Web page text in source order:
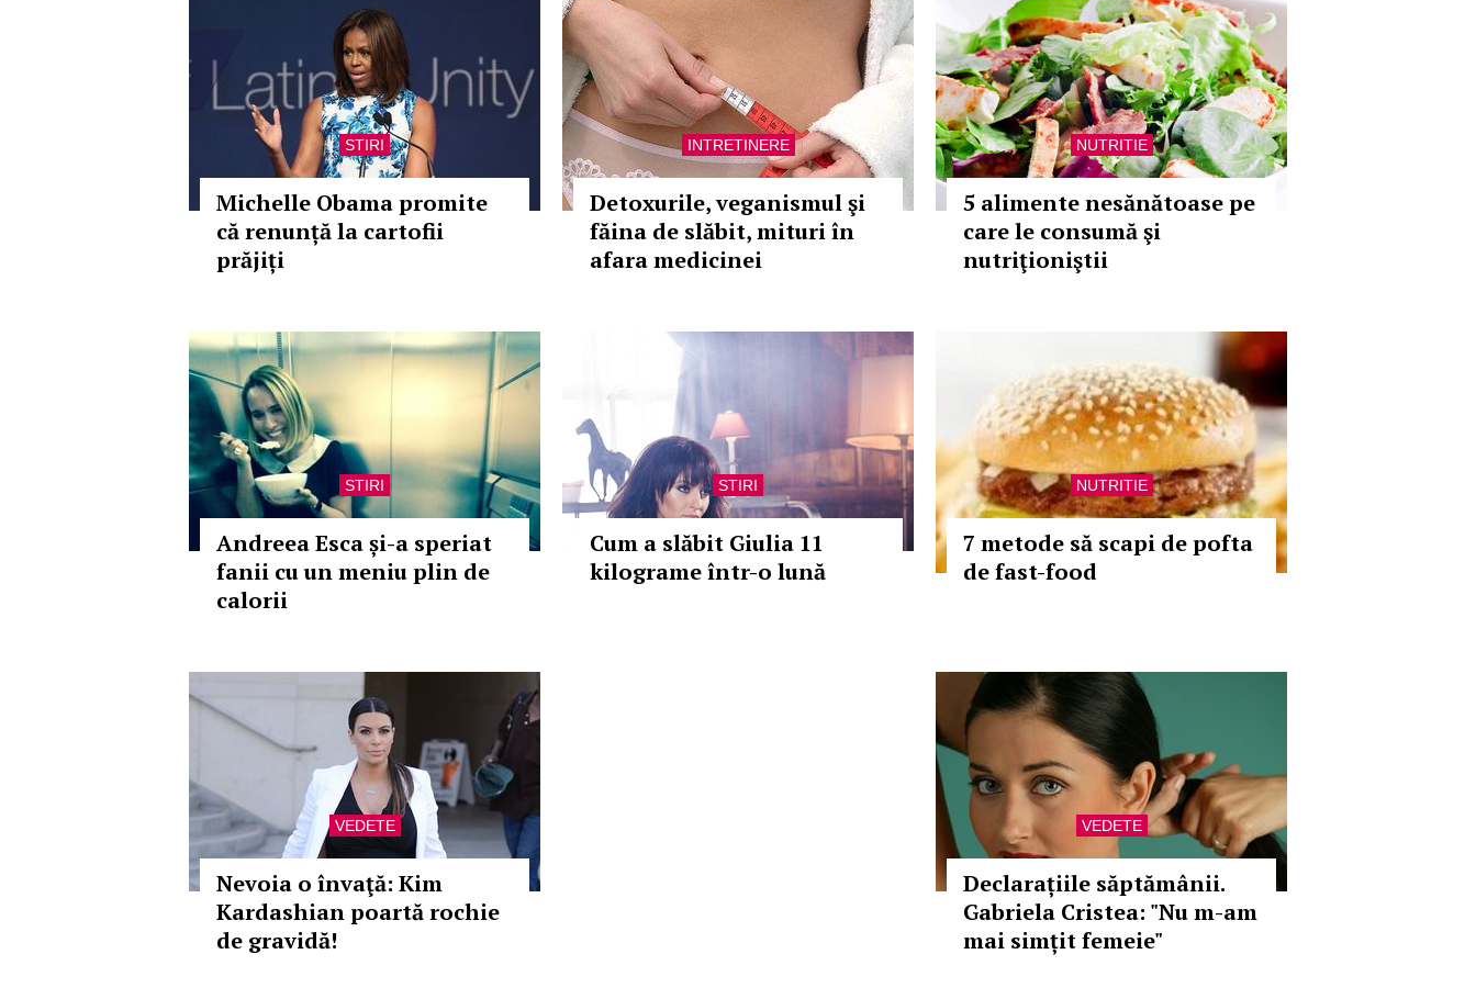
STIRI
Michelle Obama promite
că renunță la cartofii
prăjiți
INTRETINERE
Detoxurile, veganismul şi
făina de slăbit, mituri în
afara medicinei
NUTRITIE
5 alimente nesănătoase pe
care le consumă şi
nutriţioniştii
STIRI
Andreea Esca și-a speriat
fanii cu un meniu plin de
calorii
STIRI
Cum a slăbit Giulia 11
kilograme într-o lună
NUTRITIE
7 metode să scapi de pofta
de fast-food
VEDETE
Nevoia o învaţă: Kim
Kardashian poartă rochie
de gravidă!
VEDETE
Declarațiile săptămânii.
Gabriela Cristea: "Nu m-am
mai simțit femeie"